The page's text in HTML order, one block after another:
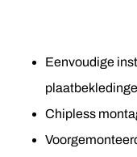
Eenvoudige
Chipless